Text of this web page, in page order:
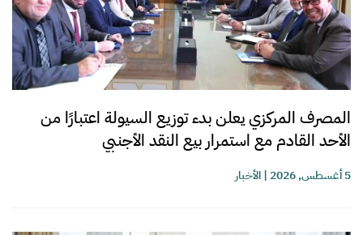
المصرف المركزي يعلن بدء توزيع السيولة اعتبارًا من
الأحد القادم مع استمرار بيع النقد الأجنبي
5 أغسطس, 2026 |الأخبار